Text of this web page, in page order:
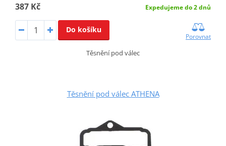
387 Kč Expedujeme do 2 dnů
Do košíku
Porovnat
Těsnění pod válec
Těsnění pod válec ATHENA